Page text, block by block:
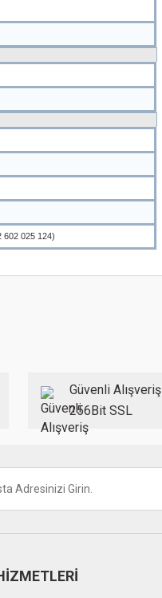
602 025 124)
Güvenli Alışveriş
256Bit SSL